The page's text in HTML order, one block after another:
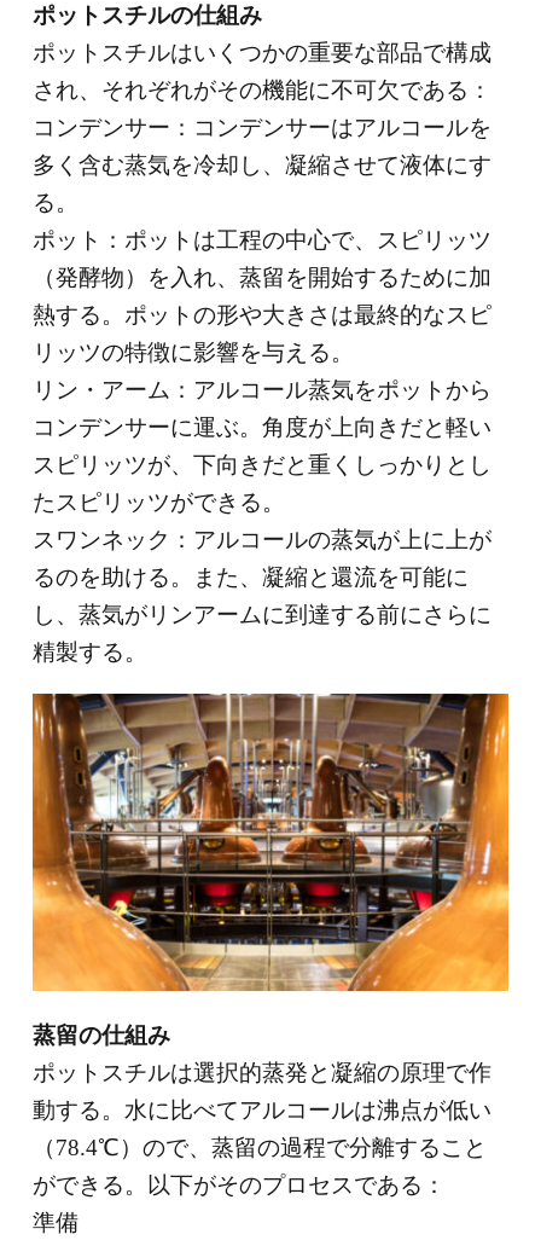
ポットスチルの仕組み
ポットスチルはいくつかの重要な部品で構成
され、それぞれがその機能に不可欠である：
コンデンサー：コンデンサーはアルコールを
多く含む蒸気を冷却し、凝縮させて液体にす
る。
ポット：ポットは工程の中心で、スピリッツ
（発酵物）を入れ、蒸留を開始するために加
熱する。ポットの形や大きさは最終的なスピ
リッツの特徴に影響を与える。
リン・アーム：アルコール蒸気をポットから
コンデンサーに運ぶ。角度が上向きだと軽い
スピリッツが、下向きだと重くしっかりとし
たスピリッツができる。
スワンネック：アルコールの蒸気が上に上が
るのを助ける。また、凝縮と還流を可能に
し、蒸気がリンアームに到達する前にさらに
精製する。
蒸留の仕組み
ポットスチルは選択的蒸発と凝縮の原理で作
動する。水に比べてアルコールは沸点が低い
（78.4℃）ので、蒸留の過程で分離すること
ができる。以下がそのプロセスである：
準備